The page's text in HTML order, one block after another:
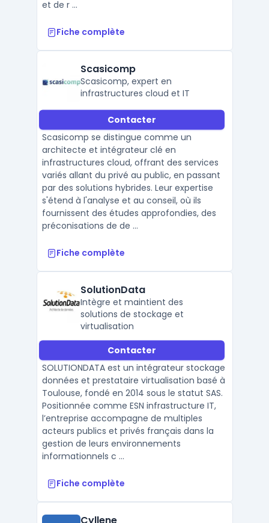
et de r ...
Fiche complète
Scasicomp
Scasicomp, expert en
infrastructures cloud et IT
Contacter
Scasicomp se distingue comme un
architecte et intégrateur clé en
infrastructures cloud, offrant des services
variés allant du privé au public, en passant
par des solutions hybrides. Leur expertise
s'étend à l'analyse et au conseil, où ils
fournissent des études approfondies, des
préconisations de de ...
Fiche complète
SolutionData
Intègre et maintient des
solutions de stockage et
virtualisation
Contacter
SOLUTIONDATA est un intégrateur stockage
données et prestataire virtualisation basé à
Toulouse, fondé en 2014 sous le statut SAS.
Positionnée comme ESN infrastructure IT,
l’entreprise accompagne de multiples
acteurs publics et privés français dans la
gestion de leurs environnements
informationnels c ...
Fiche complète